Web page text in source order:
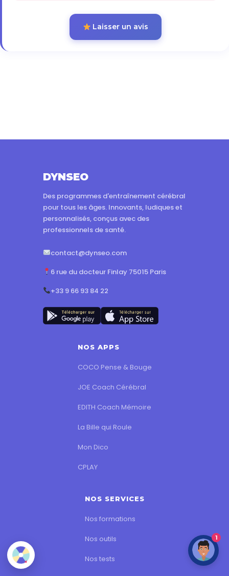
Laisser un avis
DYNSEO
Des programmes d'entraînement cérébral
pour tous les âges. Innovants, ludiques et
personnalisés, conçus avec des
professionnels de santé.
contact@dynseo.com
6 rue du docteur Finlay 75015 Paris
+33 9 66 93 84 22
NOS APPS
COCO Pense & Bouge
JOE Coach Cérébral
EDITH Coach Mémoire
La Bille qui Roule
Mon Dico
CPLAY
NOS SERVICES
Nos formations
Nos outils
Nos tests
1